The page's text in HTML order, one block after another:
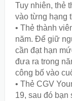
Tuy nhiên, thẻ
vào từng hạng
• Thẻ thành
năm. Để giữ
cần đạt hạn
đưa ra trong
công bố vào
• Thẻ CGV
19, sau đó